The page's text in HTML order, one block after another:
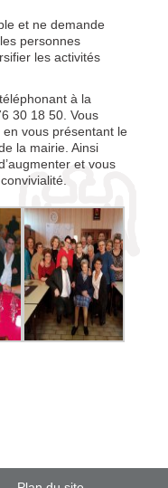
et ne demande
personnes
les activités
à la
30 18 50. Vous
vous présentant le
la mairie. Ainsi
et vous